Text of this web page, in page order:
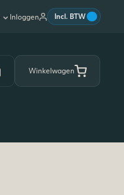
| Inloggen Incl. BTW
Winkelwagen